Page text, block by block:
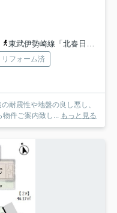
東武伊勢崎線「北春日部」駅 徒歩14分
リフォーム済
物件ご案内致し... もっと見る